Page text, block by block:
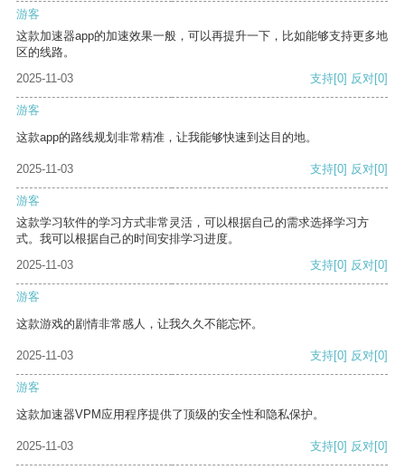
游客
这款加速器app的加速效果一般，可以再提升一下，比如能够支持更多地
区的线路。
2025-11-03
支持[0] 反对[0]
游客
这款app的路线规划非常精准，让我能够快速到达目的地。
2025-11-03 支持[0] 反对[0]
游客
这款学习软件的学习方式非常灵活，可以根据自己的需求选择学习方
式。我可以根据自己的时间安排学习进度。
2025-11-03
支持[0] 反对[0]
游客
这款游戏的剧情非常感人，让我久久不能忘怀。
2025-11-03 支持[0] 反对[0]
游客
这款加速器VPM应用程序提供了顶级的安全性和隐私保护。
2025-11-03 支持[0] 反对[0]